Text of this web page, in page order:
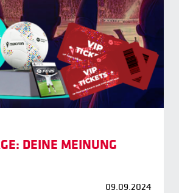
DEINE MEINUNG
09.09.2024